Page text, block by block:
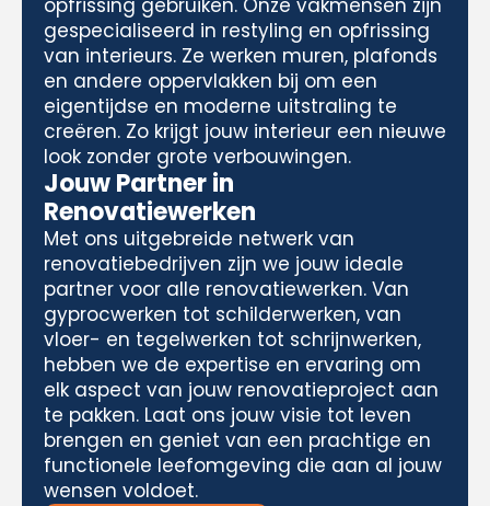
opfrissing gebruiken. Onze vakmensen zijn
gespecialiseerd in restyling en opfrissing
van interieurs. Ze werken muren, plafonds
en andere oppervlakken bij om een
eigentijdse en moderne uitstraling te
creëren. Zo krijgt jouw interieur een nieuwe
look zonder grote verbouwingen.
Jouw Partner in
Renovatiewerken
Met ons uitgebreide netwerk van
renovatiebedrijven zijn we jouw ideale
partner voor alle renovatiewerken. Van
gyprocwerken tot schilderwerken, van
vloer- en tegelwerken tot schrijnwerken,
hebben we de expertise en ervaring om
elk aspect van jouw renovatieproject aan
te pakken. Laat ons jouw visie tot leven
brengen en geniet van een prachtige en
functionele leefomgeving die aan al jouw
wensen voldoet.